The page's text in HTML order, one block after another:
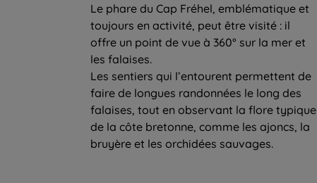
Le phare du Cap Fréhel, emblématique et
toujours en activité, peut être visité : il
offre un point de vue à 360° sur la mer et
les falaises.
Les sentiers qui l’entourent permettent de
faire de longues randonnées le long des
falaises, tout en observant la flore typique
de la côte bretonne, comme les ajoncs, la
bruyère et les orchidées sauvages.